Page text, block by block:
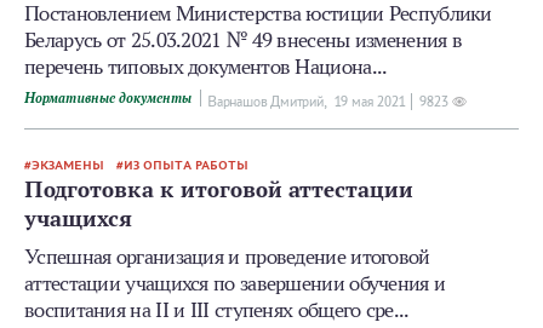
Постановлением Министерства юстиции Республики
Беларусь от 25.03.2021 № 49 внесены изменения в
перечень типовых документов Национа...
Нормативные документы Варнашов Дмитрий, 19 мая 2021 9823
ЭКЗАМЕНЫ ИЗ ОПЫТА РАБОТЫ
Подготовка к итоговой аттестации
учащихся
Успешная организация и проведение итоговой
аттестации учащихся по завершении обучения и
воспитания на II и III ступенях общего сре...